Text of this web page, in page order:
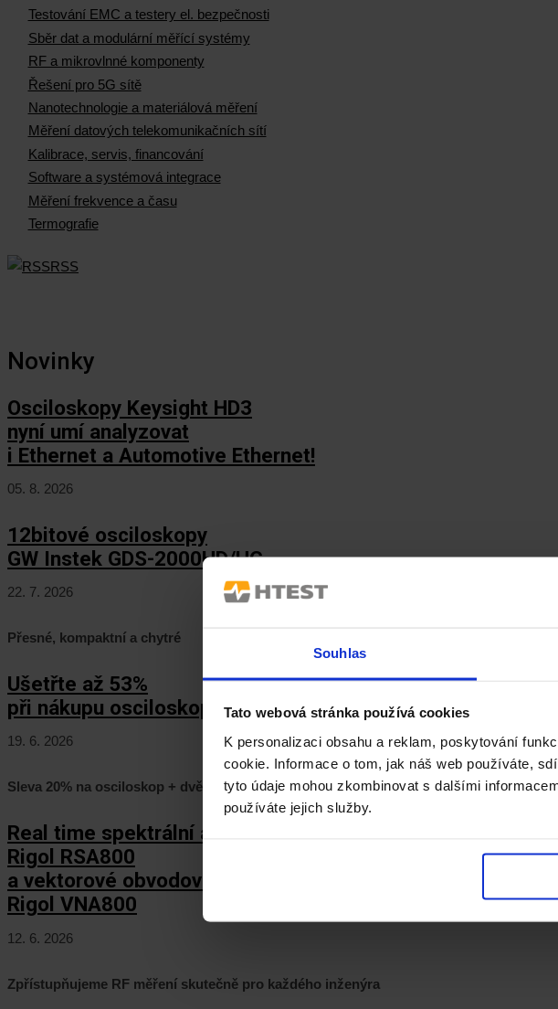
Souhlas
Tato webová stránka používá cookies
K personalizaci obsahu a reklam, poskytování
cookie. Informace o tom, jak náš web používáte,
tyto údaje mohou zkombinovat s dalšími
používáte jejich služby.
Testování EMC a testery el. bezpečnosti
Sběr dat a modulární měřící systémy
RF a mikrovlnné komponenty
Řešení pro 5G sítě
Nanotechnologie a materiálová měření
Měření datových telekomunikačních sítí
Kalibrace, servis, financování
Software a systémová integrace
Měření frekvence a času
Termografie
RSS
Novinky
Osciloskopy Keysight HD3
nyní umí analyzovat
i Ethernet a Automotive Ethernet!
05. 8. 2026
12bitové osciloskopy
GW Instek GDS-2000HD/HG
22. 7. 2026
Přesné, kompaktní a chytré
Ušetřte až 53%
při nákupu osciloskopů Keysight HD3!
19. 6. 2026
Sleva 20% na osciloskop + dvě rozšíření zcela ZDARMA
Real time spektrální analyzátory
Rigol RSA800
a vektorové obvodové analyzátory
Rigol VNA800
12. 6. 2026
Zpřístupňujeme RF měření skutečně pro každého inženýra